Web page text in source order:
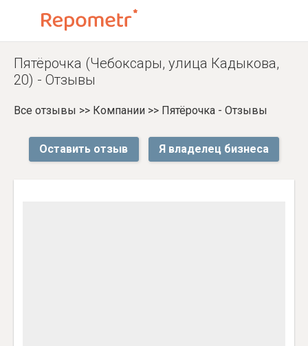
Пятёрочка (Чебоксары, улица Кадыкова,
20) - Отзывы
Все отзывы >> Компании >> Пятёрочка - Отзывы
Оставить отзыв Я владелец бизнеса